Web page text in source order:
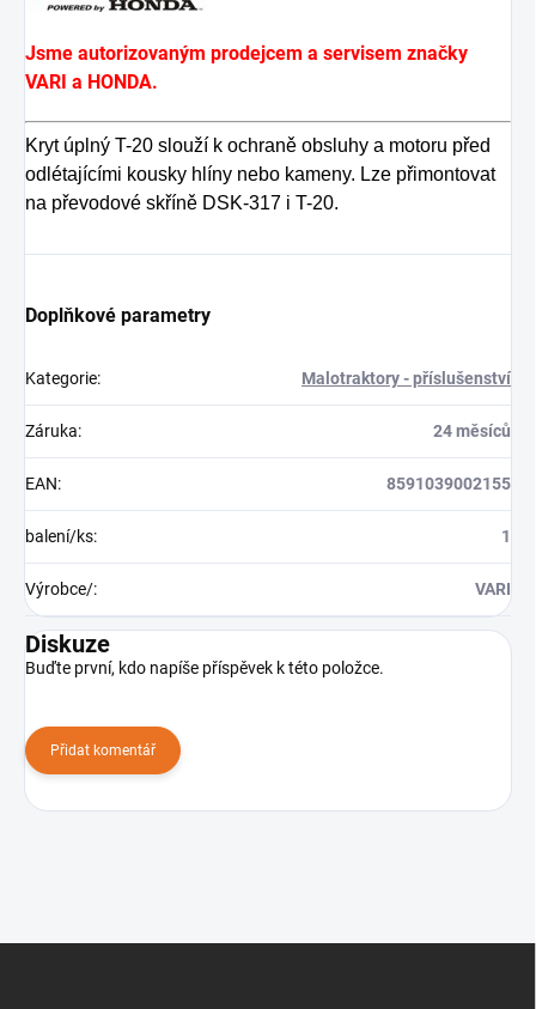
Jsme autorizovaným prodejcem a servisem značky
VARI a HONDA.
Kryt úplný T-20 slouží k ochraně obsluhy a motoru před
odlétajícími kousky hlíny nebo kameny. Lze přimontovat
na převodové skříně DSK-317 i T-20.
Doplňkové parametry
Kategorie: Malotraktory - příslušenství
Záruka: 24 měsíců
EAN: 8591039002155
balení/ks: 1
Výrobce/: VARI
Diskuze
Buďte první, kdo napíše příspěvek k této položce.
Přidat komentář